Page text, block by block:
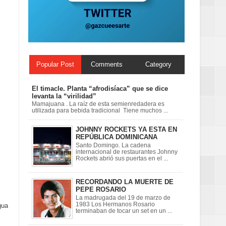
Pymes
Popular Post Comments Category
El timacle. Planta “afrodisíaca” que se dice
levanta la “virilidad”
Mamajuana . La raíz de esta semienredadera es
utilizada para bebida tradicional Tiene muchos ...
JOHNNY ROCKETS YA ESTA EN
REPÚBLICA DOMINICANA
Santo Domingo. La cadena
internacional de restaurantes Johnny
Rockets abrió sus puertas en el ...
RECORDANDO LA MUERTE DE
PEPE ROSARIO
La madrugada del 19 de marzo de
1983 Los Hermanos Rosario
terminaban de tocar un set en un ...